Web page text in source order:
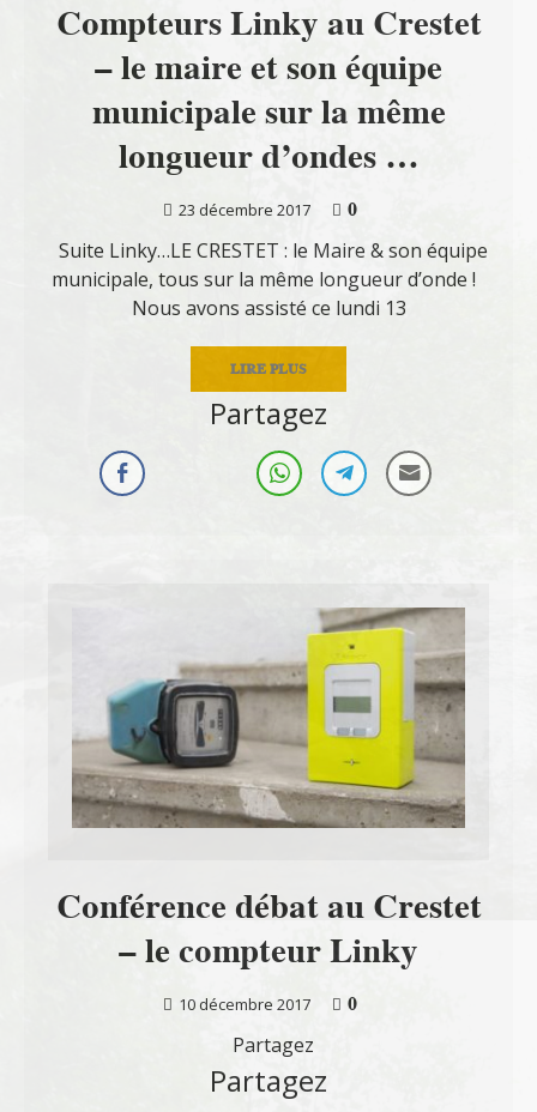
Compteurs Linky au Crestet
– le maire et son équipe
municipale sur la même
longueur d’ondes …
23 décembre 2017
0
Suite Linky…LE CRESTET : le Maire & son équipe
municipale, tous sur la même longueur d’onde !
Nous avons assisté ce lundi 13
LIRE PLUS
Partagez
Conférence débat au Crestet
– le compteur Linky
10 décembre 2017
0
Partagez
Partagez